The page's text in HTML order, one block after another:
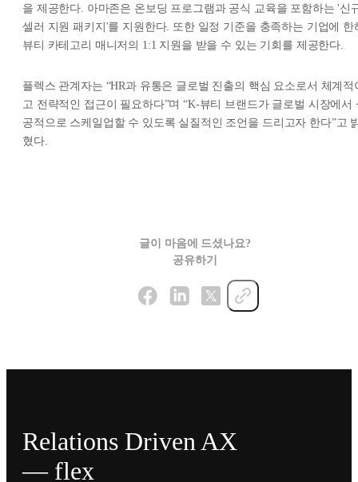
을 제공한다. 아마존은 온보딩 프로그램과 공식 교육을 포함하는 '신
셀러 지원 패키지'를 지원한다. 또한 일정 기준을 충족하는 기업에 한
뷰티 카테고리 매니저의 1:1 지원을 받을 수 있는 기회를 제공한다.
플렉스 관계자는 “HR과 유통은 글로벌 진출의 핵심 요소로서 체계적
고 전략적인 접근이 필요하다”며 “K-뷰티 브랜드가 글로벌 시장에서
공적으로 스케일업할 수 있도록 실질적인 조언을 드리고자 한다”고
혔다.
글이 마음에 드셨나요?
공유하기
Relations Driven AX
— flex